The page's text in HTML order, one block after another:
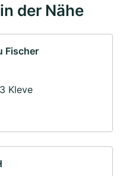
der Nähe
Fischer
Kleve